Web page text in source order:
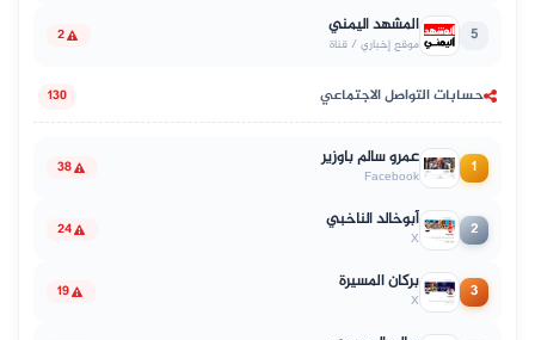
5 المشهد اليمني
موقع إخباري / قناة 2
حسابات التواصل الاجتماعي 130
1 عمرو سالم باوزير
Facebook
38
2 أبوخالد الناخبي
X
24
3 بركان المسيرة
X
19